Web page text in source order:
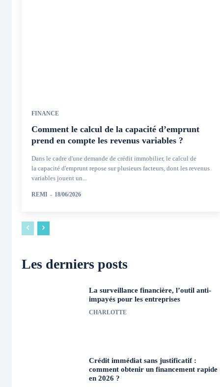
FINANCE
Comment le calcul de la capacité d’emprunt
prend en compte les revenus variables ?
Dans le cadre d'une demande de crédit immobilier, le calcul de
la capacité d'emprunt repose sur plusieurs facteurs, dont les revenus
variables jouent un...
REMI - 18/06/2026
Les derniers posts
La surveillance financière, l’outil anti-
impayés pour les entreprises
CHARLOTTE
Crédit immédiat sans justificatif :
comment obtenir un financement rapide
en 2026 ?